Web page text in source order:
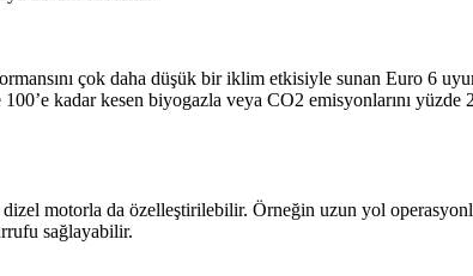
çok daha düşük bir iklim etkisiyle sunan Euro 6
kadar kesen biyogazla veya CO2 emisyonlarını yüzde
motorla da özelleştirilebilir. Örneğin uzun yol
sağlayabilir.